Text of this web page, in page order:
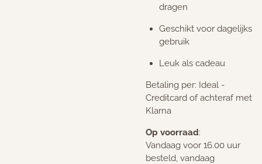
dragen
Geschikt voor dagelijks
gebruik
Leuk als cadeau
Betaling per: Ideal -
Creditcard of achteraf met
Klarna
Op voorraad:
Vandaag voor 16.00 uur
besteld, vandaag